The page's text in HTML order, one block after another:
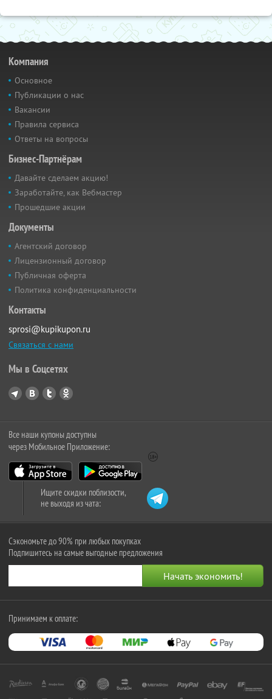
Компания
Основное
Публикации о нас
Вакансии
Правила сервиса
Ответы на вопросы
Бизнес-Партнёрам
Давайте сделаем акцию!
Заработайте, как Вебмастер
Прошедшие акции
Документы
Агентский договор
Лицензионный договор
Публичная оферта
Политика конфиденциальности
Контакты
sprosi@kupikupon.ru
Связаться с нами
Мы в Соцсетях
Все наши купоны доступны
через Мобильное Приложение:
Ищите скидки поблизости,
не выходя из чата:
Сэкономьте до 90% при любых покупках
Подпишитесь на самые выгодные предложения
Принимаем к оплате: